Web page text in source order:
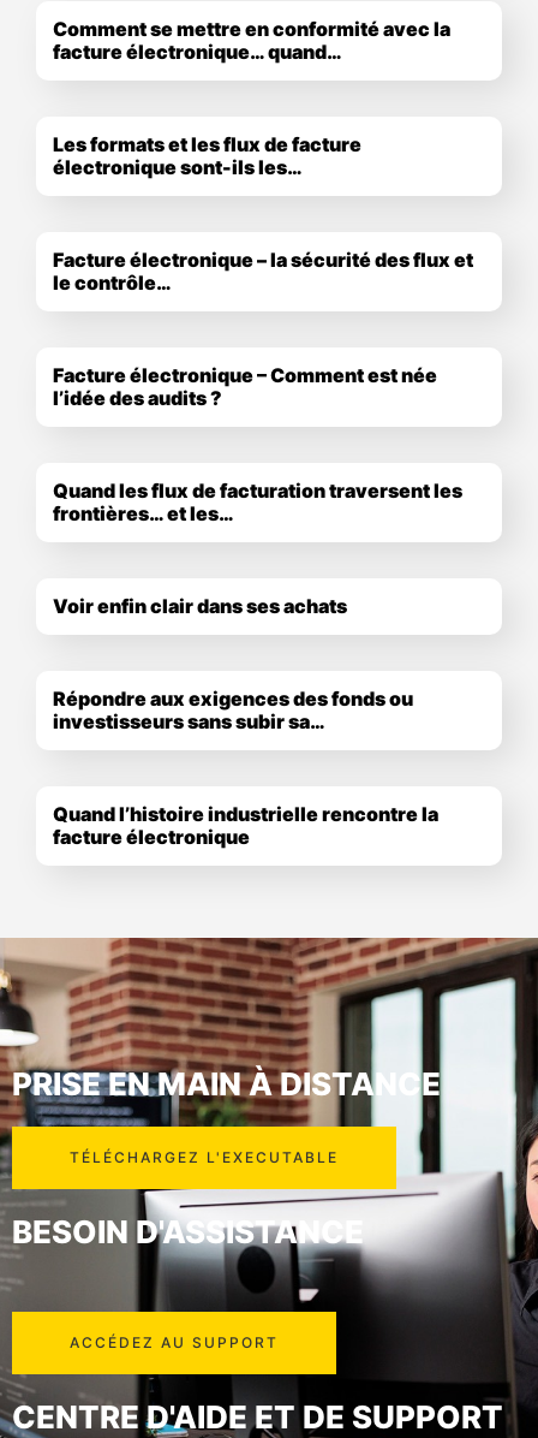
Comment se mettre en conformité avec la
facture électronique… quand…
Les formats et les flux de facture
électronique sont-ils les…
Facture électronique – la sécurité des flux et
le contrôle…
Facture électronique – Comment est née
l’idée des audits ?
Quand les flux de facturation traversent les
frontières… et les…
Voir enfin clair dans ses achats
Répondre aux exigences des fonds ou
investisseurs sans subir sa…
Quand l’histoire industrielle rencontre la
facture électronique
PRISE EN MAIN À DISTANCE
TÉLÉCHARGEZ L'EXECUTABLE
BESOIN D'ASSISTANCE
ACCÉDEZ AU SUPPORT
CENTRE D'AIDE ET DE SUPPORT